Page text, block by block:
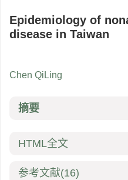
Epidemiology of
disease in Taiwan
Chen QiLing
摘要
HTML全文
参考文献(16)